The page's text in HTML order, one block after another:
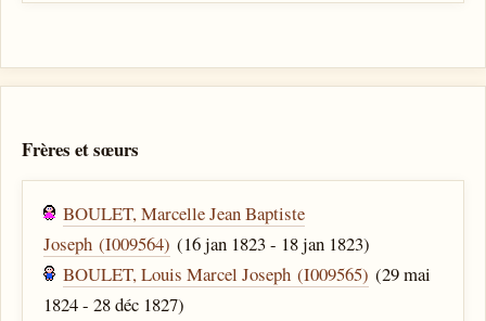
Frères et sœurs
BOULET, Marcelle Jean Baptiste
Joseph (I009564) (16 jan 1823 - 18 jan 1823)
BOULET, Louis Marcel Joseph (I009565) (29 mai
1824 - 28 déc 1827)